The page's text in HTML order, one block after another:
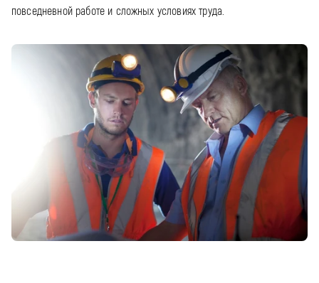
повседневной работе и сложных условиях труда.